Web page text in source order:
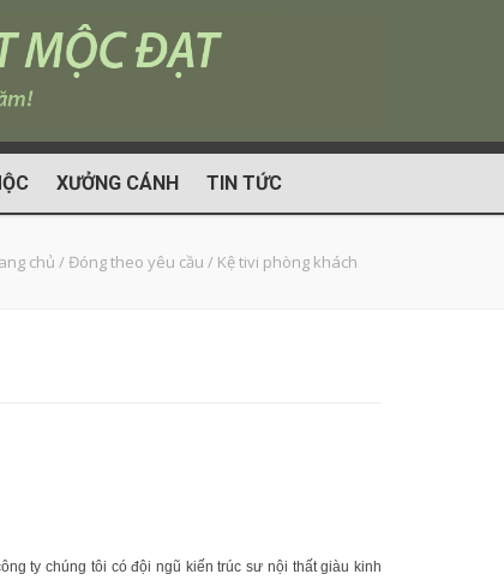
XƯỞNG CÁNH TIN TỨC
chủ /Đóng theo yêu cầu / Kệ tivi phòng khách
ty chúng tôi có đội ngũ kiến trúc sư nội thất giàu kinh